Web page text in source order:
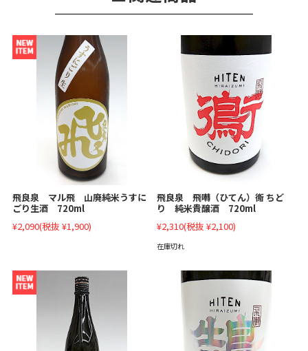
飛良泉 マル飛 山廃純米うすに
ごり生酒 720ml
¥2,090(税抜 ¥1,900)
飛良泉 飛囀（ひてん）鵆 ちど
り 純米貴醸酒 720ml
¥2,310(税抜 ¥2,100)
在庫切れ